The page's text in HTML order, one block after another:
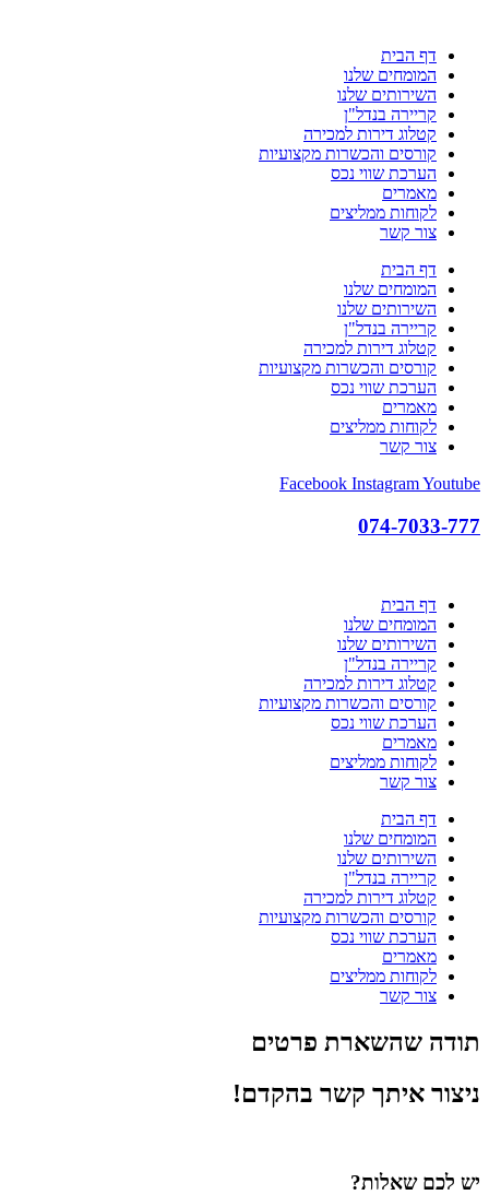
דף הבית
המומחים שלנו
השירותים שלנו
קריירה בנדל"ן
קטלוג דירות למכירה
קורסים והכשרות מקצועיות
הערכת שווי נכס
מאמרים
לקוחות ממליצים
צור קשר
דף הבית
המומחים שלנו
השירותים שלנו
קריירה בנדל"ן
קטלוג דירות למכירה
קורסים והכשרות מקצועיות
הערכת שווי נכס
מאמרים
לקוחות ממליצים
צור קשר
Facebook InstagramYoutube
074-7033-777
דף הבית
המומחים שלנו
השירותים שלנו
קריירה בנדל"ן
קטלוג דירות למכירה
קורסים והכשרות מקצועיות
הערכת שווי נכס
מאמרים
לקוחות ממליצים
צור קשר
דף הבית
המומחים שלנו
השירותים שלנו
קריירה בנדל"ן
קטלוג דירות למכירה
קורסים והכשרות מקצועיות
הערכת שווי נכס
מאמרים
לקוחות ממליצים
צור קשר
תודה שהשארת פרטים
ניצור איתך קשר בהקדם!
יש לכם שאלות?